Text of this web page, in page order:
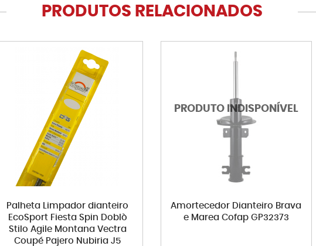
PRODUTOS RELACIONADOS
Palheta Limpador dianteiro
EcoSport Fiesta Spin Doblò
Stilo Agile Montana Vectra
Coupé Pajero Nubiria J5
Amortecedor Dianteiro Brava
e Marea Cofap GP32373